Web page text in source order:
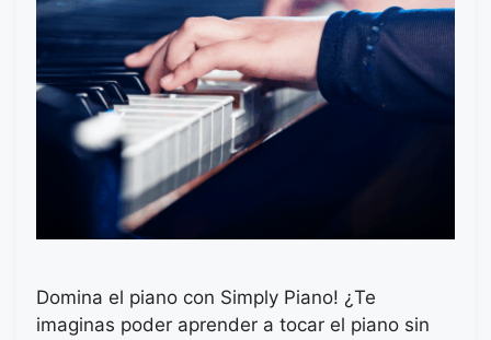
Domina el piano con Simply Piano! ¿Te
imaginas poder aprender a tocar el piano sin